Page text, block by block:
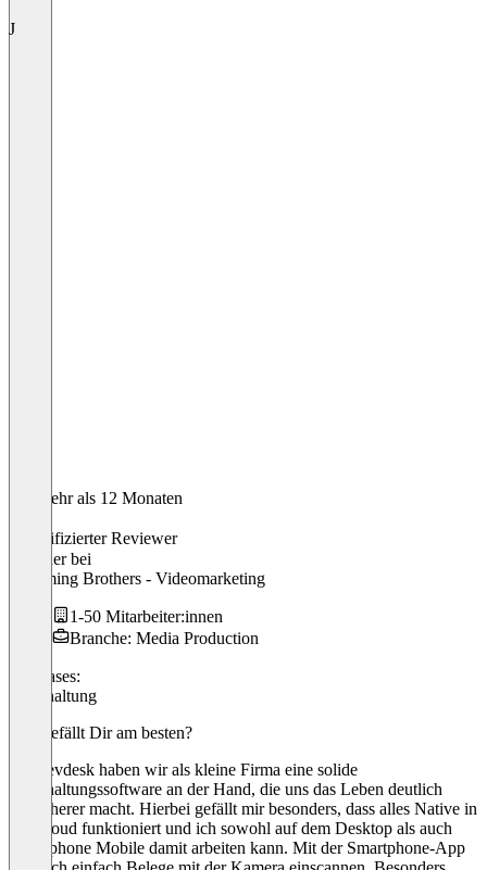
J
Vor mehr als 12 Monaten
Verifizierter Reviewer
Gründerbei
Streaming Brothers - Videomarketing
1-50 Mitarbeiter:innen
Branche: Media Production
Use cases:
Buchhaltung
Was gefällt Dir am besten?
Mit Sevdesk haben wir als kleine Firma eine solide
Buchhaltungssoftware an der Hand, die uns das Leben deutlich
einfacherer macht. Hierbei gefällt mir besonders, dass alles Native in
der Cloud funktioniert und ich sowohl auf dem Desktop als auch
Smartphone Mobile damit arbeiten kann. Mit der Smartphone-App